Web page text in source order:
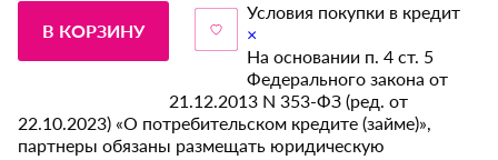
В КОРЗИНУ
Условия покупки в кредит
×
На основании п. 4 ст. 5
Федерального закона от
21.12.2013 N 353-ФЗ (ред. от
22.10.2023) «О потребительском кредите (займе)»,
партнеры обязаны размещать юридическую